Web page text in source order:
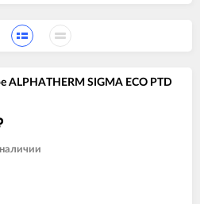
ALPHATHERM SIGMA ECO PTD